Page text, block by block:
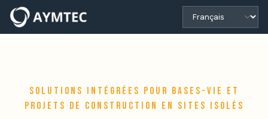
SOLUTIONS INTÉGRÉES POUR BASES-VIE ET
PROJETS DE CONSTRUCTION EN SITES ISOLÉS